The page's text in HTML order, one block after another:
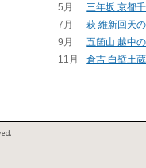
5月
三年坂 京都
7月
萩 維新回天
9月
五箇山 越中
11月
倉吉 白壁土